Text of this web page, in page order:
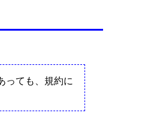
っても、規約に